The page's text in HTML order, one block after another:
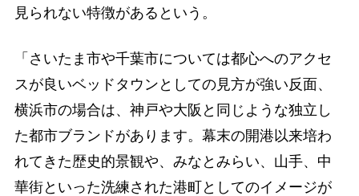
見られない特徴があるという。
「さいたま市や千葉市については都心へのアクセ
スが良いベッドタウンとしての見方が強い反面、
横浜市の場合は、神戸や大阪と同じような独立し
た都市ブランドがあります。幕末の開港以来培わ
れてきた歴史的景観や、みなとみらい、山手、中
華街といった洗練された港町としてのイメージが